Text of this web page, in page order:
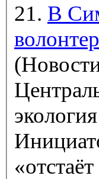
21. В
«отстаёт